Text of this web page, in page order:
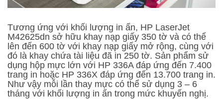
Tương ứng với khối lượng in ấn, HP LaserJet
M42625dn sở hữu khay nạp giấy 350 tờ và có thể
lên đến 600 tờ với khay nạp giấy mở rộng, cùng với
đó là khay chứa tài liệu đã in 250 tờ. Sản phẩm sử
dụng hộp mực lớn với HP 336A đáp ứng đến 7.400
trang in hoặc HP 336X đáp ứng đến 13.700 trang in.
Như vậy mỗi lần thay mực có thể sử dụng 3 – 6
tháng với khối lượng in ấn trong mức khuyến nghị.